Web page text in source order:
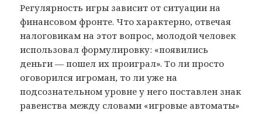
Регулярность игры зависит от ситуации на
финансовом фронте. Что характерно, отвечая
налоговикам на этот вопрос, молодой человек
использовал формулировку: «появились
деньги — пошел их проиграл». То ли просто
оговорился игроман, то ли уже на
подсознательном уровне у него поставлен знак
равенства между словами «игровые автоматы»